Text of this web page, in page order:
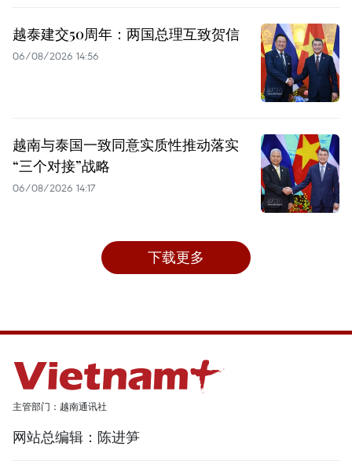
越泰建交50周年：两国总理互致贺信
06/08/2026 14:56
越南与泰国一致同意实质性推动落实
“三个对接”战略
06/08/2026 14:17
下载更多
主管部门：越南通讯社
网站总编辑：陈进笋